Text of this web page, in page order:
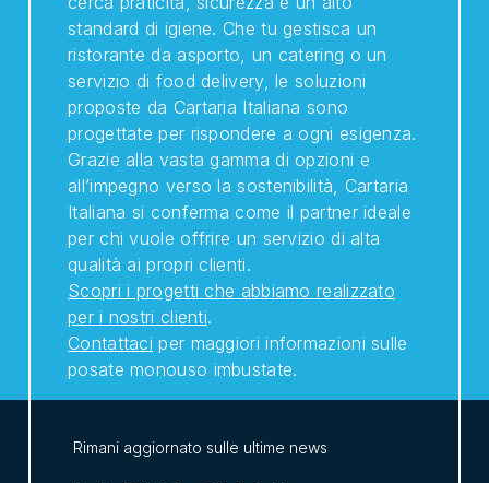
standard di igiene. Che tu gestisca un
ristorante da asporto, un catering o un
servizio di food delivery, le soluzioni
proposte da Cartaria Italiana sono
progettate per rispondere a ogni esigenza.
Grazie alla vasta gamma di opzioni e
all’impegno verso la sostenibilità, Cartaria
Italiana si conferma come il partner ideale
per chi vuole offrire un servizio di alta
qualità ai propri clienti.
Scopri i progetti che abbiamo realizzato
per i nostri clienti.
Contattaci per maggiori informazioni sulle
posate monouso imbustate.
Rimani aggiornato sulle ultime news